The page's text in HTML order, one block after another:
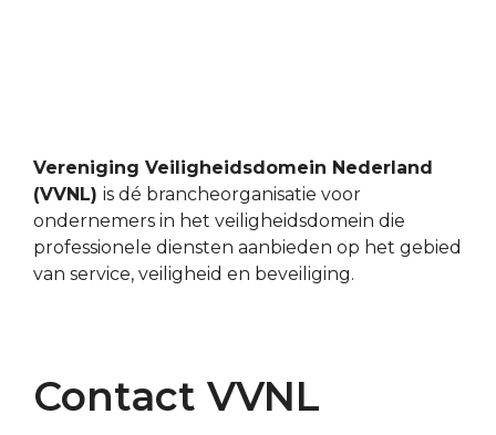
Vereniging Veiligheidsdomein Nederland
(VVNL) is dé brancheorganisatie voor
ondernemers in het veiligheidsdomein die
professionele diensten aanbieden op het gebied
van service, veiligheid en beveiliging.
Contact VVNL